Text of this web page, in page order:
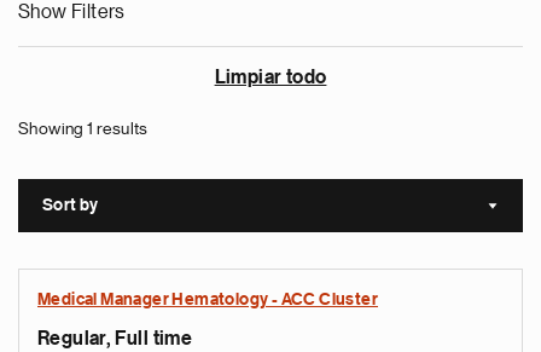
Show Filters
Limpiar todo
Showing 1 results
Sort by Sort
Medical Manager Hematology - ACC Cluster
Regular, Full time